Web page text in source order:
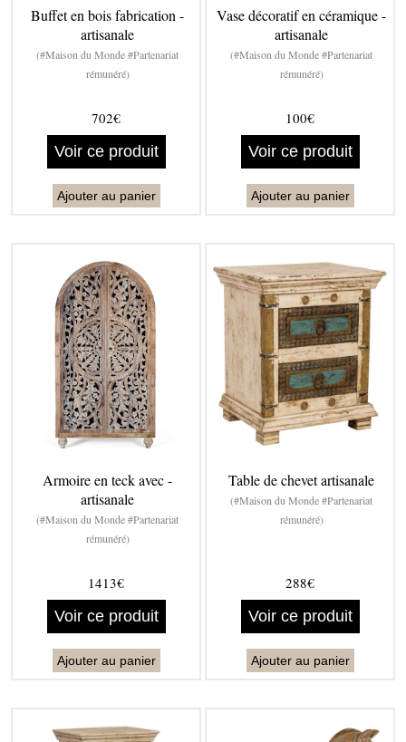
Buffet en bois fabrication -
artisanale
(#Maison du Monde #Partenariat
rémunéré)
702€
Voir ce produit
Ajouter au panier
Vase décoratif en céramique -
artisanale
(#Maison du Monde #Partenariat
rémunéré)
100€
Voir ce produit
Ajouter au panier
Armoire en teck avec -
artisanale
(#Maison du Monde #Partenariat
rémunéré)
1413€
Voir ce produit
Ajouter au panier
Table de chevet artisanale
(#Maison du Monde #Partenariat
rémunéré)
288€
Voir ce produit
Ajouter au panier